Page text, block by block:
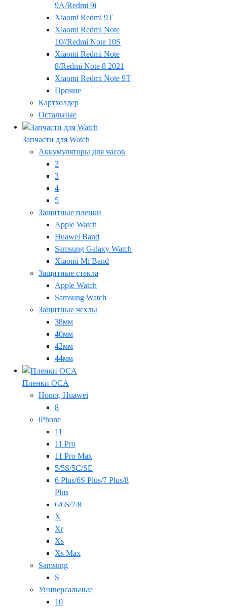
9A/Redmi 9i
Xiaomi Redmi 9T
Xiaomi Redmi Note
10//Redmi Note 10S
Xiaomi Redmi Note
8/Redmi Note 8 2021
Xiaomi Redmi Note 9T
Прочие
Картхолдер
Остальные
Запчасти для Watch
Аккумуляторы для часов
2
3
4
5
Защитные пленки
Apple Watch
Huawei Band
Samsung Galaxy Watch
Xiaomi Mi Band
Защитные стекла
Apple Watch
Samsung Watch
Защитные чехлы
38мм
40мм
42мм
44мм
Пленки OCA
Honor, Huawei
8
iPhone
11
11 Pro
11 Pro Max
5/5S/5C/SE
6 Plus/6S Plus/7 Plus/8
Plus
6/6S/7/8
X
Xr
Xs
Xs Max
Samsung
S
Универсальные
10